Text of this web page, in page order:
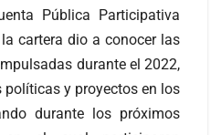
Pública Participativa
cartera dio a conocer las
durante el 2022,
políticas y proyectos en los
durante los próximos